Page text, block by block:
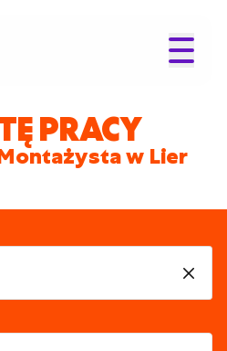
PRACY
w Lier